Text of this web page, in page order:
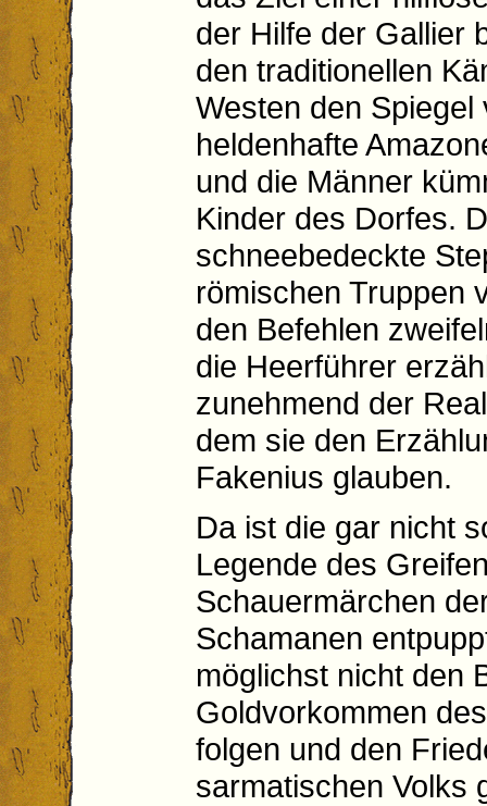
der Hilfe der Gallier
den traditionellen
Westen den
heldenhafte
und die Männer
Kinder des Dorfes.
schneebedeckte
römischen Truppen
den Befehlen
die Heerführer
zunehmend der
dem sie den
Fakenius glauben.
Da ist die gar nicht
Legende des
Schauermärchen
Schamanen
möglichst nicht den
Goldvorkommen
folgen und den
sarmatischen Volks